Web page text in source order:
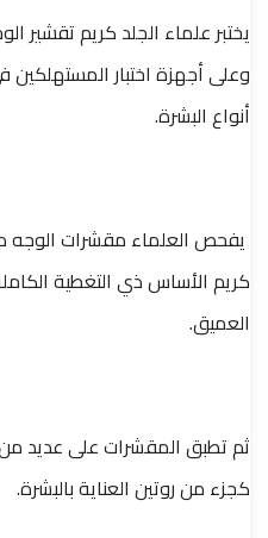
يختبر علماء الجلد كريم تقشير
وعلى أجهزة اختبار المستهلكين
أنواع البشرة.
يفحص العلماء مقشرات الوجه
كريم الأساس ذي التغطية
العميق.
ثم تطبق المقشرات على عديد
كجزء من روتين العناية بالبشرة.